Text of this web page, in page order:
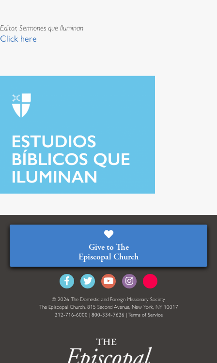
Editor, Sermones que Iluminan
Click here
Give to The
Episcopal Church
© 2026 The Domestic and Foreign Missionary Society
The Episcopal Church, 815 Second Avenue, New York, NY 10017
212-716-6000 | 800-334-7626 | Terms of Service